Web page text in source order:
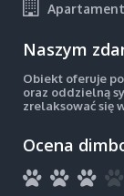
Apartament
Naszym
Obiekt oferuje
oraz oddzielną
zrelaksować się
Ocena